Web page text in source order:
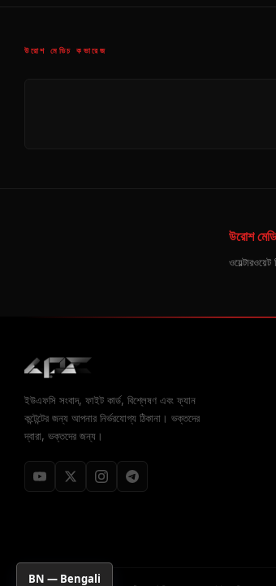
উরোশ মেডিচ কভারেজ
উরোশ
ইউএফসি সংবাদ, ফাইট কার্ড, বিশ্লেষণ এবং ফ্যান
কন্টেন্টের জন্য আপনার নির্ভরযোগ্য ঠিকানা। ভক্তদের
দ্বারা, ভক্তদের জন্য।
BN — Bengali